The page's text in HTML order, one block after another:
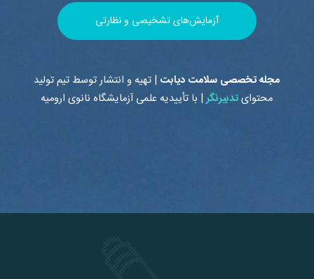
آزمایش‌های تشخیصی و نظارتی
مجله تخصصی سلامت دیابت | تهیه و انتشار توسط تیم تولید
محتوایتدبیرنگر | با تأییدیه علمیآزمایشگاه نانوی ارومیه